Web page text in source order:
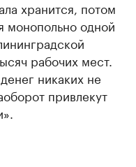
хранится, потом
монопольно одной
рабочих мест.
никаких не
привлекут